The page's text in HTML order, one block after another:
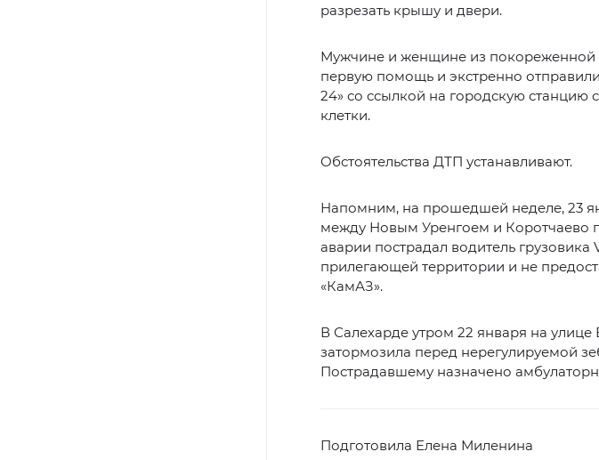
разрезать крышу и двери.
Мужчине и женщине из покореженной
первую помощь и экстренно
24» со ссылкой на городскую
клетки.
Обстоятельства ДТП устанавливают.
Напомним, на прошедшей неделе, 23
между Новым Уренгоем и Коротчаево
аварии пострадал водитель грузовика
прилегающей территории и не
«КамАЗ».
В Салехарде утром 22 января на
затормозила перед нерегулируемой
Пострадавшему назначено
Подготовила Елена Миленина